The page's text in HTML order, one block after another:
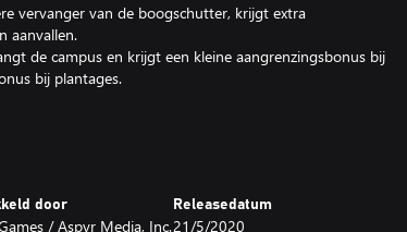
vervanger van de boogschutter, krijgt extra
aanvallen.
de campus en krijgt een kleine aangrenzingsbonus bij
bij plantages.
Haciënda.
door
/ Aspyr Media, Inc.
Releasedatum
21/5/2020